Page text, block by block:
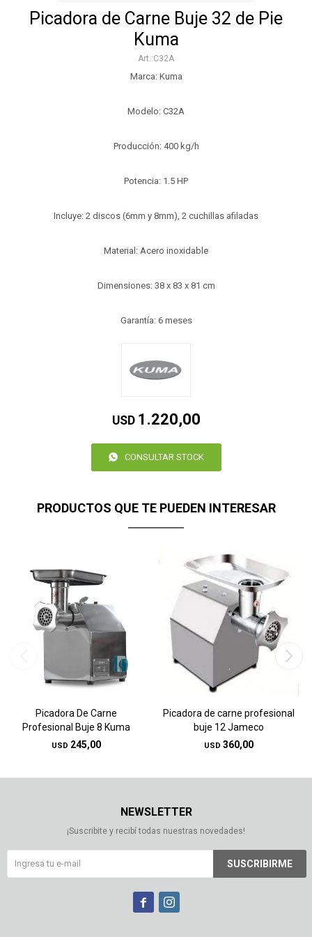
Picadora de Carne Buje 32 de Pie
Kuma
C32A
Marca: Kuma
Modelo: C32A
Producción: 400 kg/h
Potencia: 1.5 HP
Incluye: 2 discos (6mm y 8mm), 2 cuchillas afiladas
Material: Acero inoxidable
Dimensiones: 38 x 83 x 81 cm
Garantía: 6 meses
USD 1.220,00
CONSULTAR STOCK
PRODUCTOS QUE TE PUEDEN INTERESAR
Picadora De Carne
Profesional Buje 8 Kuma
USD 245,00
Picadora de carne profesional
buje 12 Jameco
USD 360,00
NEWSLETTER
¡Suscribite y recibí todas nuestras novedades!
SUSCRIBIRME
 